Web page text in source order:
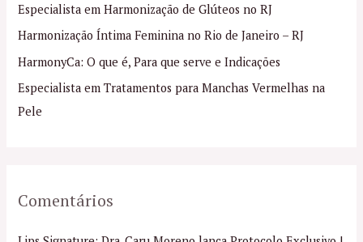
a
r
p
o
r
Especialista em Harmonização de Glúteos no RJ
Harmonização Íntima Feminina no Rio de Janeiro – RJ
HarmonyCa: O que é, Para que serve e Indicações
Especialista em Tratamentos para Manchas Vermelhas na
Pele
Comentários